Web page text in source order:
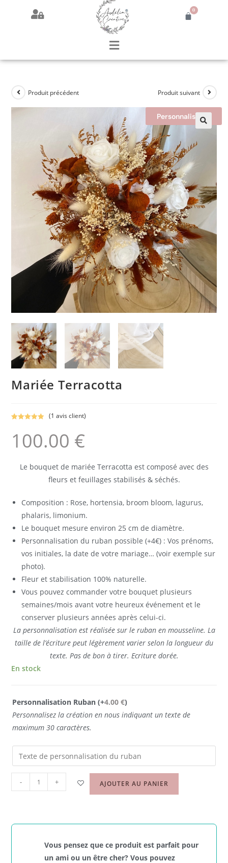
0
Produit précédent Produit suivant
Personnalisable
Mariée Terracotta
sur 5
basé sur
client
(1 avis client)
100.00 €
Le bouquet de mariée Terracotta est composé avec des
fleurs et feuillages stabilisés & séchés.
Composition : Rose, hortensia, broom bloom, lagurus,
phalaris, limonium.
Le bouquet mesure environ 25 cm de diamètre.
Personnalisation du ruban possible (+4€) : Vos prénoms,
vos initiales, la date de votre mariage… (voir exemple sur
photo).
Fleur et stabilisation 100% naturelle.
Vous pouvez commander votre bouquet plusieurs
semaines/mois avant votre heureux événement et le
conserver plusieurs années après celui-ci.
La personnalisation est réalisée sur le ruban en mousseline. La
taille de l’écriture peut légèrement varier selon la longueur du
texte. Pas de bon à tirer. Ecriture dorée.
En stock
Personnalisation Ruban(+4.00€)
Personnalisez la création en nous indiquant un texte de
maximum 30 caractères.
- + AJOUTER AU PANIER
Vous pensez que ce produit est parfait pour
un ami ou un être cher? Vous pouvez